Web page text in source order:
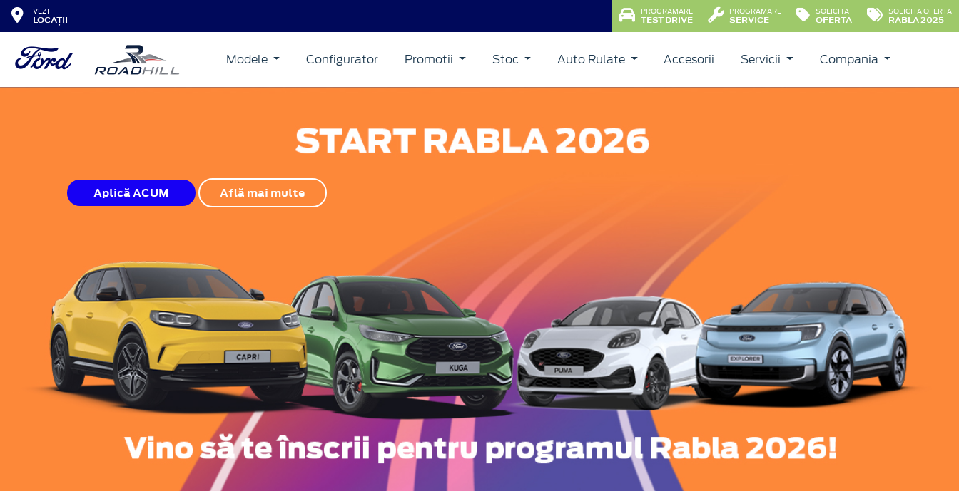
VEZI
LOCAȚII
PROGRAMARE
TEST DRIVE
PROGRAMARE
SERVICE
SOLICITA
OFERTA
SOLICITA OFERTA
RABLA 2025
Modele Configurator Promotii Stoc Auto Rulate Accesorii Servicii Compania
Aplică ACUM Află mai multe